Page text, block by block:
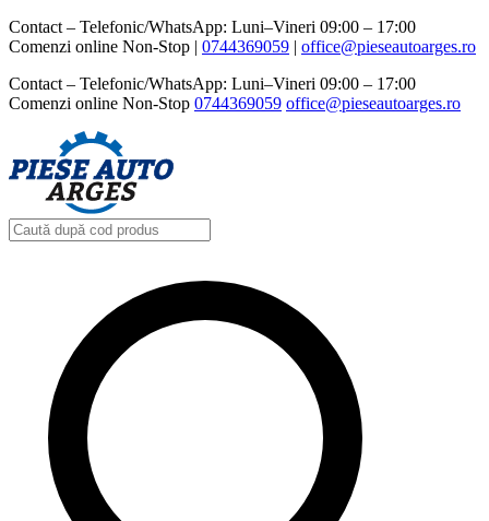
Contact – Telefonic/WhatsApp: Luni–Vineri 09:00 – 17:00
Comenzi online Non-Stop | 0744369059‬ | office@pieseautoarges.ro
Contact – Telefonic/WhatsApp: Luni–Vineri 09:00 – 17:00
Comenzi online Non-Stop 0744369059‬ office@pieseautoarges.ro